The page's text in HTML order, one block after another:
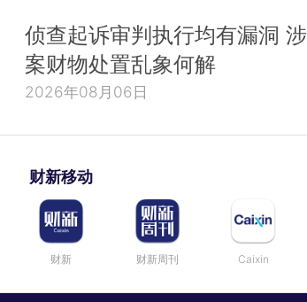
侦查起诉审判执行均有漏洞 涉
案财物处置乱象何解
2026年08月06日
财新移动
财新 财新周刊 Caixin